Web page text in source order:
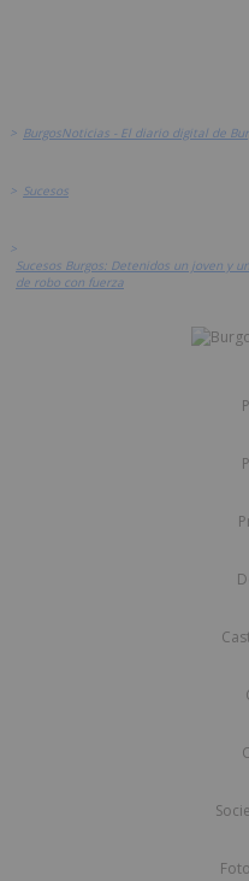
> BurgosNoticias - El diario digital de
> Sucesos
>
Sucesos Burgos: Detenidos un joven y
de robo con fuerza